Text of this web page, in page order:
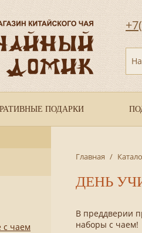
ПОДАРКИ
чаем
Главная /
ДЕНЬ
В преддверии
наборы с чаем!